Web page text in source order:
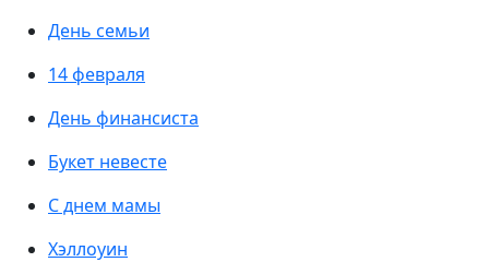
День семьи
14 февраля
День финансиста
Букет невесте
С днем мамы
Хэллоуин